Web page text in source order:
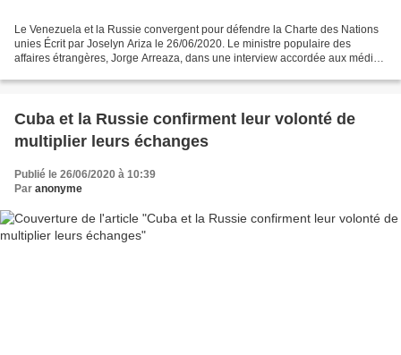
Le Venezuela et la Russie convergent pour défendre la Charte des Nations
unies Écrit par Joselyn Ariza le 26/06/2020. Le ministre populaire des
affaires étrangères, Jorge Arreaza, dans une interview accordée aux médias
Cuba et la Russie confirment leur volonté de
multiplier leurs échanges
Publié le 26/06/2020 à 10:39
Par anonyme